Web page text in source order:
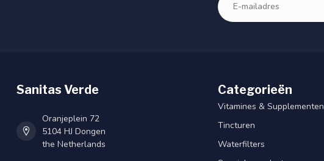
Sanitas Verde
Oranjeplein 72
5104 HJ Dongen
the Netherlands
Categorieën
Vitamines & Supplementen
Tincturen
Waterfilters